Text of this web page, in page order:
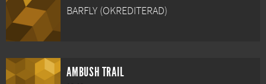
BARFLY (OKREDITERAD)
AMBUSH TRAIL